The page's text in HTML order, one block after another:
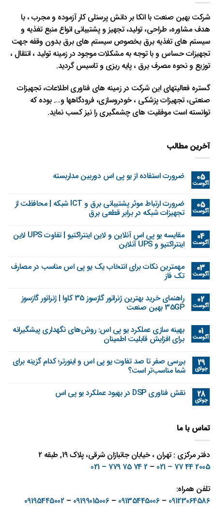
شرکت بهین صنعت با اتکا بر دانش پرسنلی کار آزموده و مجرب ، با
هدف مشاوره، طراحی، تولید، تجهیز و پشتیبانی انواع منبع تغذیه و
سیستم های تغذیه برق بخصوص سیستم های برق بدون وقفه جهت
تجهیزات حساس و با توجه به مشکلات موجود در زمینه تولید ، انتقال ،
توزیع و نحوه مصرف برق ، پایه ریزی و تاسیس گردید.
گستره فعالیتهای این شرکت در زمینه های فناوری اطلاعات، تجهیزات
صنعتی، تجهیزات پزشکی ، خودروسازی، فرودگاهها و…. بوده که
توانسته است موفقیت های چشمگیری را نیز کسب نماید.
آخرین مطالب
05
آگوست
ضرورت استفاده از یو پی اس دوربین مداربسته
05
آگوست
ضرورت ارتباط موثر پشتیبانی برق و ICT شبکه | محافظت از
تجهیزات شبکه در برابر قطعی برق
04
آگوست
مقایسه یو پی اس آنلاین و لاین اینتراکتیو | تفاوت UPS لاین
اینتراکتیو و UPS آنلاین
03
آگوست
مهمترین نکات برای انتخاب یک یو پی اس مناسب در مصارف
تک فاز
02
آگوست
راهنمای خرید بهترین ژنراتور گازسوز 35 کاوا | ژنراتور گازسوز
35GP بهین صنعت
01
آگوست
بهینه‌ سازی عملکرد یو پی اس: روش‌های نگهداری پیشگیرانه
برای افزایش قابلیت اطمینان
29
جولای
بررسی صفر تا صد تفاوت یو پی اس و اینورتر؛ کدام گزینه برای
شما مناسب‌تر است؟
28
جولای
نقش فناوری DSP در بهبود عملکرد یو پی اس
تماس با ما
دفتر مرکزی : تهران ، خیابان جانبازان شرقی، پلاک 19, طبقه ۲
2005 44 77 – 021
–
2 74 75 779 – 021
تلفن همراه:
09123064586
–
09135445006
–
09199015006
–
09195445002